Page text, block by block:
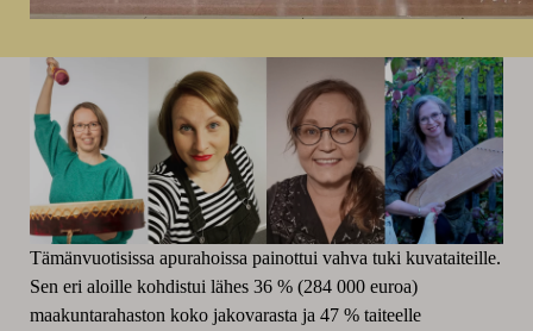
Tämänvuotisissa apurahoissa painottui vahva tuki kuvataiteille.
Sen eri aloille kohdistui lähes 36 % (284 000 euroa)
maakuntarahaston koko jakovarasta ja 47 % taiteelle